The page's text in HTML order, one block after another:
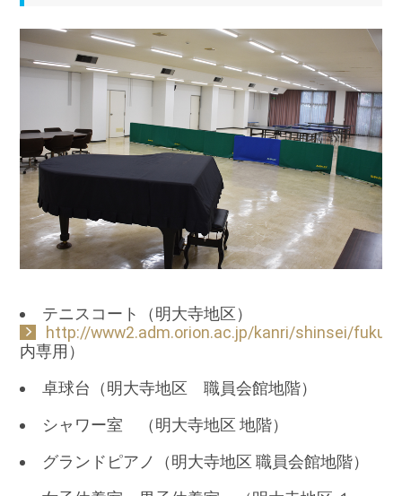
テニスコート（明大寺地区）
http://www2.adm.orion.ac.jp/kanri/shinsei/
内専用）
卓球台（明大寺地区 職員会館地階）
シャワー室 （明大寺地区 地階）
グランドピアノ（明大寺地区 職員会館地階）